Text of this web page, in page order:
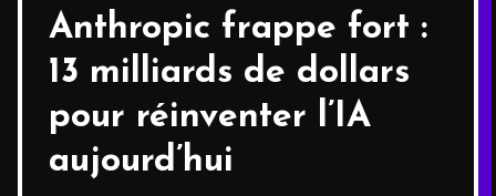
Anthropic frappe fort :
13 milliards de dollars
pour réinventer l’IA
aujourd’hui